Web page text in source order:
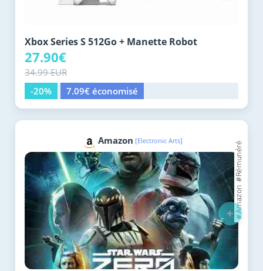
Xbox Series S 512Go + Manette Robot
27.90€
34.99 EUR
-20%
7.09€ économisé
Amazon [Electronic Arts]
+